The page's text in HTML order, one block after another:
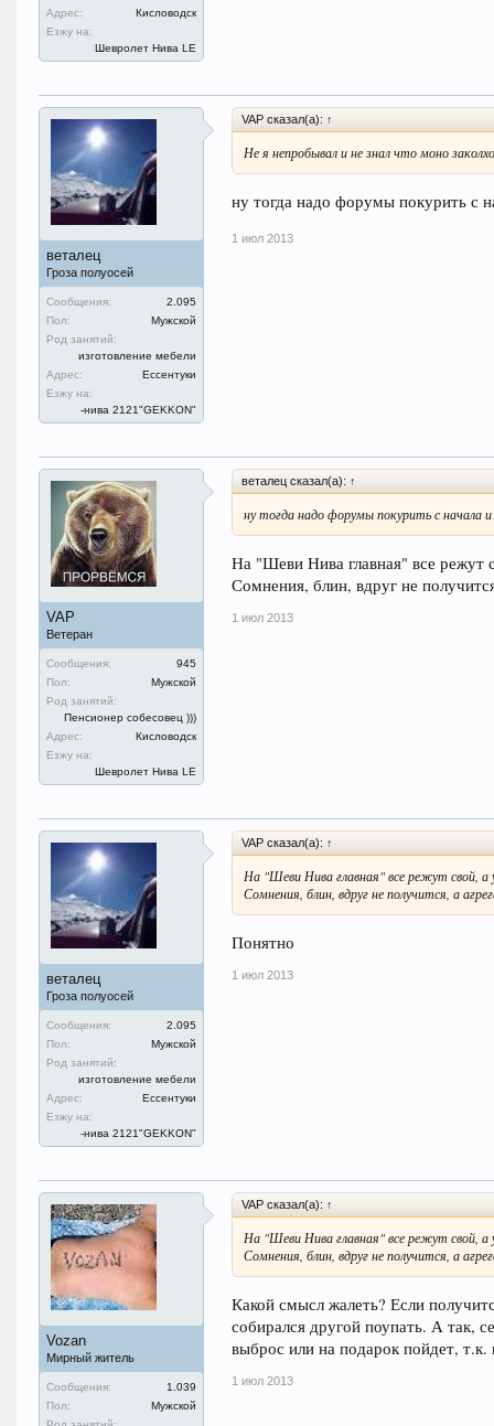
Адрес:
Кисловодск
Езжу на:
Шевролет Нива LE
веталец
Гроза полуосей
Сообщения:
2.095
Пол:
Мужской
Род занятий:
изготовление мебели
Адрес:
Ессентуки
Езжу на:
-нива 2121"GEKKON"
VAP сказал(а): ↑
Не я непробывал и не знал что моно
ну тогда надо форумы покурить с
1 июл 2013
VAP
Ветеран
Сообщения:
945
Пол:
Мужской
Род занятий:
Пенсионер собесовец )))
Адрес:
Кисловодск
Езжу на:
Шевролет Нива LE
веталец сказал(а): ↑
ну тогда надо форумы покурить с начала
На "Шеви Нива главная" все режут
Сомнения, блин, вдруг не
1 июл 2013
веталец
Гроза полуосей
Сообщения:
2.095
Пол:
Мужской
Род занятий:
изготовление мебели
Адрес:
Ессентуки
Езжу на:
-нива 2121"GEKKON"
VAP сказал(а): ↑
На "Шеви Нива главная" все режут свой,
Сомнения, блин, вдруг не получится, а
Понятно
1 июл 2013
Vozan
Мирный житель
Сообщения:
1.039
Пол:
Мужской
VAP сказал(а): ↑
На "Шеви Нива главная" все режут свой,
Сомнения, блин, вдруг не получится, а
Какой смысл жалеть? Если
собирался другой поупать. А так,
выброс или на подарок пойдет,
1 июл 2013